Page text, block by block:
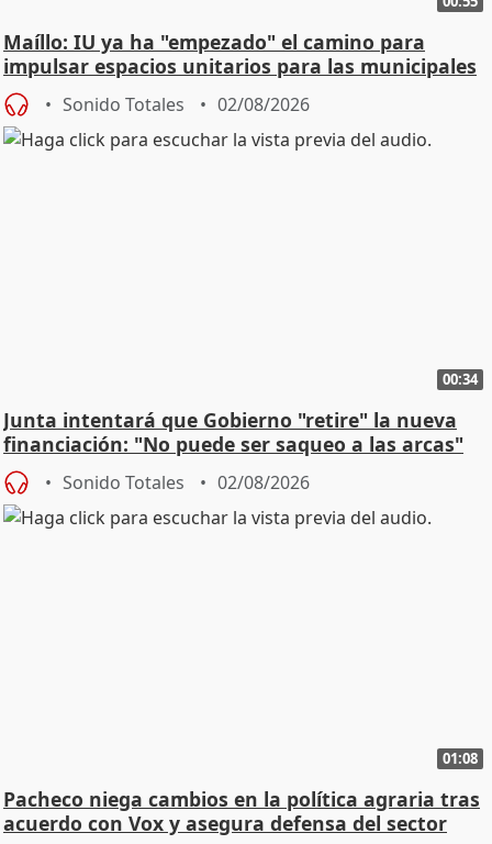
Maíllo: IU ya ha "empezado" el camino para
impulsar espacios unitarios para las municipales
Sonido Totales 02/08/2026
00:34
Junta intentará que Gobierno "retire" la nueva
financiación: "No puede ser saqueo a las arcas"
Sonido Totales 02/08/2026
01:08
Pacheco niega cambios en la política agraria tras
acuerdo con Vox y asegura defensa del sector